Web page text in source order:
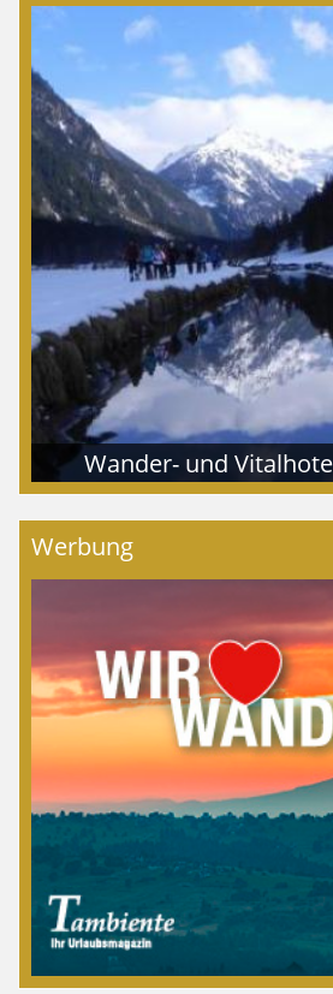
Wander- und
Werbung